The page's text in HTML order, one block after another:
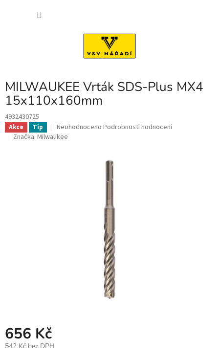
MILWAUKEE Vrták SDS-Plus MX4
15x110x160mm
4932430725
Akce Tip
Průměrné
hodnocení
Neohodnoceno Podrobnosti hodnocení
Značka: Milwaukee
656 Kč
542 Kč bez DPH